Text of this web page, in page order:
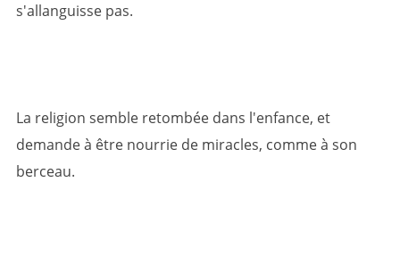
s'allanguisse pas.
La religion semble retombée dans l'enfance, et
demande à être nourrie de miracles, comme à son
berceau.